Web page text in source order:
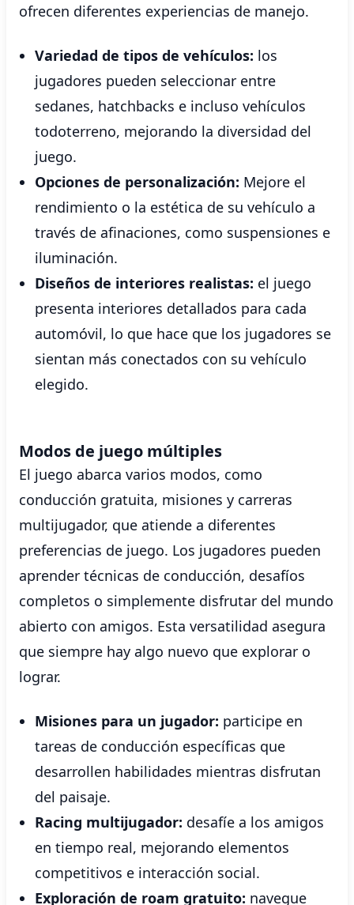
ofrecen diferentes experiencias de manejo.
Variedad de tipos de vehículos: los
jugadores pueden seleccionar entre
sedanes, hatchbacks e incluso vehículos
todoterreno, mejorando la diversidad del
juego.
Opciones de personalización: Mejore el
rendimiento o la estética de su vehículo a
través de afinaciones, como suspensiones e
iluminación.
Diseños de interiores realistas: el juego
presenta interiores detallados para cada
automóvil, lo que hace que los jugadores se
sientan más conectados con su vehículo
elegido.
Modos de juego múltiples
El juego abarca varios modos, como
conducción gratuita, misiones y carreras
multijugador, que atiende a diferentes
preferencias de juego. Los jugadores pueden
aprender técnicas de conducción, desafíos
completos o simplemente disfrutar del mundo
abierto con amigos. Esta versatilidad asegura
que siempre hay algo nuevo que explorar o
lograr.
Misiones para un jugador: participe en
tareas de conducción específicas que
desarrollen habilidades mientras disfrutan
del paisaje.
Racing multijugador: desafíe a los amigos
en tiempo real, mejorando elementos
competitivos e interacción social.
Exploración de roam gratuito: navegue